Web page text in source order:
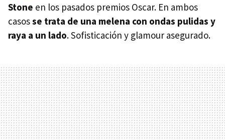
Stone en los pasados premios Oscar. En ambos
casosse trata de una melena con ondas pulidas y
raya a un lado. Sofisticación y glamour asegurado.